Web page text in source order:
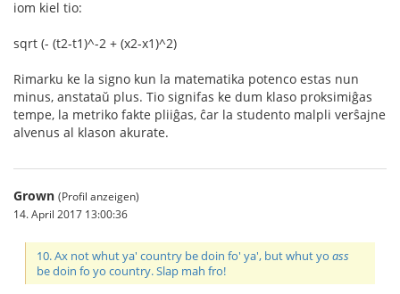
iom kiel tio:
sqrt (- (t2-t1)^-2 + (x2-x1)^2)
Rimarku ke la signo kun la matematika potenco estas nun
minus, anstataŭ plus. Tio signifas ke dum klaso proksimiĝas
tempe, la metriko fakte pliiĝas, ĉar la studento malpli verŝajne
alvenus al klason akurate.
Grown (Profil anzeigen)
14. April 2017 13:00:36
10. Ax not whut ya' country be doin fo' ya', but whut yoass
be doin fo yo country. Slap mah fro!